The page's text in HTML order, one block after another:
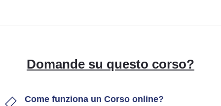
Domande su questo corso?
Come funziona un Corso online?